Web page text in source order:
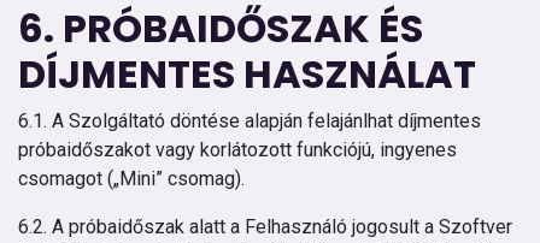
6. PRÓBAIDŐSZAK ÉS
DÍJMENTES HASZNÁLAT
6.1. A Szolgáltató döntése alapján felajánlhat díjmentes
próbaidőszakot vagy korlátozott funkciójú, ingyenes
csomagot („Mini” csomag).
6.2. A próbaidőszak alatt a Felhasználó jogosult a Szoftver